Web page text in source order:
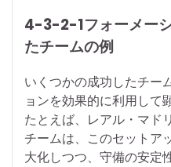
4-3-2-1フォーメー
たチームの例
いくつかの成功したチ
ョンを効果的に利用して
たとえば、レアル・マド
チームは、このセットア
大化しつつ、守備の安定